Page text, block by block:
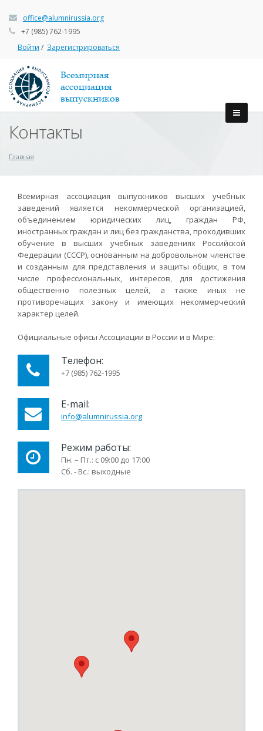
office@alumnirussia.org
+7 (985) 762-1995
Войти / Зарегистрироваться
Всемирная
ассоциация
выпускников
Контакты
Главная
Всемирная ассоциация выпускников высших учебных
заведений является некоммерческой организацией,
объединением юридических лиц, граждан РФ,
иностранных граждан и лиц без гражданства, проходивших
обучение в высших учебных заведениях Российской
Федерации (СССР), основанным на добровольном членстве
и созданным для представления и защиты общих, в том
числе профессиональных, интересов, для достижения
общественно полезных целей, а также иных не
противоречащих закону и имеющих некоммерческий
характер целей.
Официальные офисы Ассоциации в России и в Мире:
Телефон:
+7 (985) 762-1995
E-mail:
info@alumnirussia.org
Режим работы:
Пн. – Пт.: с 09:00 до 17:00
Сб. - Вс.: выходные